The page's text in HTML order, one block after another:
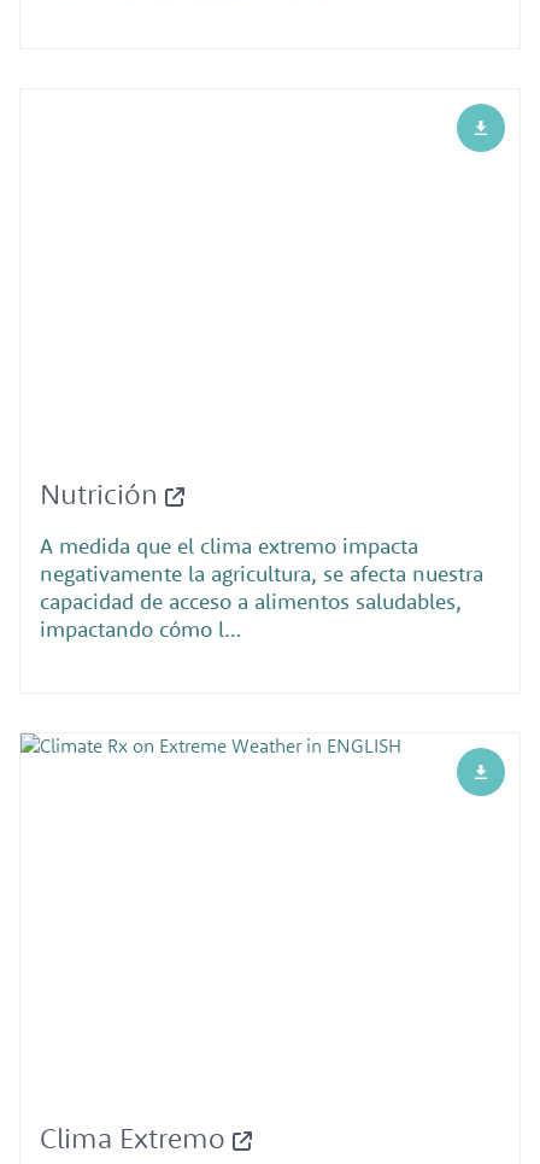
Nutrición
A medida que el clima extremo impacta
negativamente la agricultura, se afecta nuestra
capacidad de acceso a alimentos saludables,
impactando cómo l…
Clima Extremo